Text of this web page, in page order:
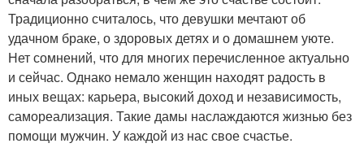
Традиционно считалось, что девушки мечтают об
удачном браке, о здоровых детях и о домашнем уюте.
Нет сомнений, что для многих перечисленное актуально
и сейчас. Однако немало женщин находят радость в
иных вещах: карьера, высокий доход и независимость,
самореализация. Такие дамы наслаждаются жизнью без
помощи мужчин. У каждой из нас свое счастье.